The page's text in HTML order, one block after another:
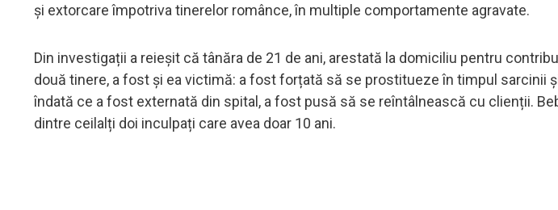
și extorcare împotriva tinerelor românce, în multiple comportamente agravate.
Din investigații a reieșit că tânăra de 21 de ani, arestată la domiciliu pentru
două tinere, a fost și ea victimă: a fost forțată să se prostitueze în timpul sarcinii
îndată ce a fost externată din spital, a fost pusă să se reîntâlnească cu clienții.
dintre ceilalți doi inculpați care avea doar 10 ani.